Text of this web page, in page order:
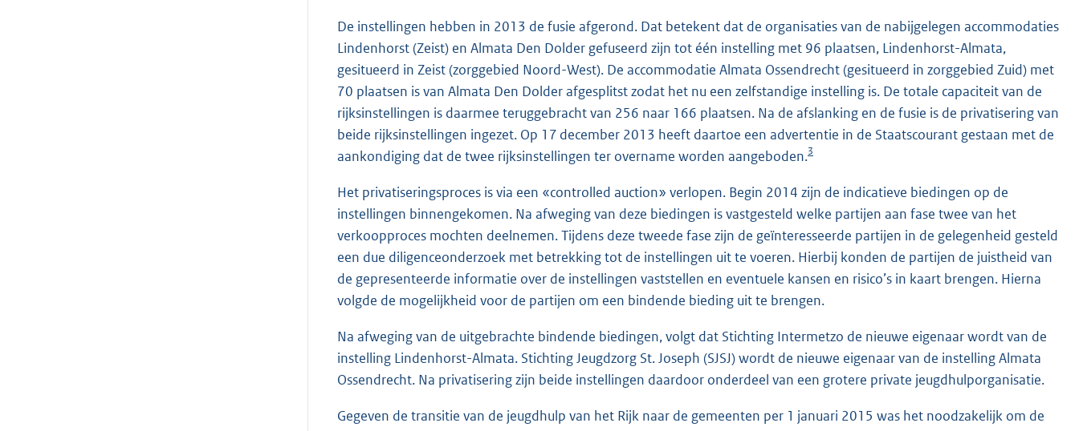
b
De instellingen hebben in 2013 de fusie afgerond. Dat betekent dat de organisaties van de nabijgelegen accommodaties
Lindenhorst (Zeist) en Almata Den Dolder gefuseerd zijn tot één instelling met 96 plaatsen, Lindenhorst-Almata,
gesitueerd in Zeist (zorggebied Noord-West). De accommodatie Almata Ossendrecht (gesitueerd in zorggebied Zuid) met
70 plaatsen is van Almata Den Dolder afgesplitst zodat het nu een zelfstandige instelling is. De totale capaciteit van de
rijksinstellingen is daarmee teruggebracht van 256 naar 166 plaatsen. Na de afslanking en de fusie is de privatisering van
beide rijksinstellingen ingezet. Op 17 december 2013 heeft daartoe een advertentie in de Staatscourant gestaan met de
aankondiging dat de twee rijksinstellingen ter overname worden aangeboden.3
Het privatiseringsproces is via een «controlled auction» verlopen. Begin 2014 zijn de indicatieve biedingen op de
instellingen binnengekomen. Na afweging van deze biedingen is vastgesteld welke partijen aan fase twee van het
verkoopproces mochten deelnemen. Tijdens deze tweede fase zijn de geïnteresseerde partijen in de gelegenheid gesteld
een due diligenceonderzoek met betrekking tot de instellingen uit te voeren. Hierbij konden de partijen de juistheid van
de gepresenteerde informatie over de instellingen vaststellen en eventuele kansen en risico’s in kaart brengen. Hierna
volgde de mogelijkheid voor de partijen om een bindende bieding uit te brengen.
Na afweging van de uitgebrachte bindende biedingen, volgt dat Stichting Intermetzo de nieuwe eigenaar wordt van de
instelling Lindenhorst-Almata. Stichting Jeugdzorg St. Joseph (SJSJ) wordt de nieuwe eigenaar van de instelling Almata
Ossendrecht. Na privatisering zijn beide instellingen daardoor onderdeel van een grotere private jeugdhulporganisatie.
Gegeven de transitie van de jeugdhulp van het Rijk naar de gemeenten per 1 januari 2015 was het noodzakelijk om de